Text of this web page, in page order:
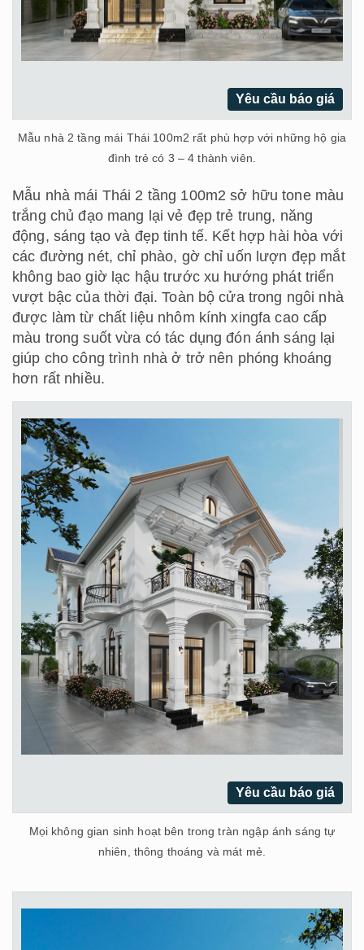
Yêu cầu báo giá
Mẫu nhà 2 tầng mái Thái 100m2 rất phù hợp với những hộ gia
đình trẻ có 3 – 4 thành viên.
Mẫu nhà mái Thái 2 tầng 100m2 sở hữu tone màu
trắng chủ đạo mang lại vẻ đẹp trẻ trung, năng
động, sáng tạo và đẹp tinh tế. Kết hợp hài hòa với
các đường nét, chỉ phào, gờ chỉ uốn lượn đẹp mắt
không bao giờ lạc hậu trước xu hướng phát triển
vượt bậc của thời đại. Toàn bộ cửa trong ngôi nhà
được làm từ chất liệu nhôm kính xingfa cao cấp
màu trong suốt vừa có tác dụng đón ánh sáng lại
giúp cho công trình nhà ở trở nên phóng khoáng
hơn rất nhiều.
Yêu cầu báo giá
Mọi không gian sinh hoạt bên trong tràn ngập ánh sáng tự
nhiên, thông thoáng và mát mẻ.